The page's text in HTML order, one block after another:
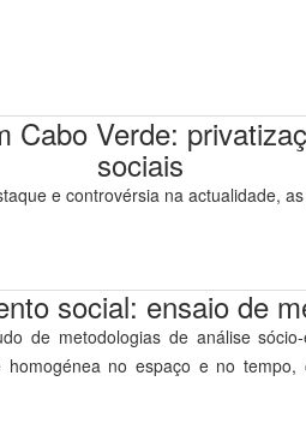
Cabo Verde:
sociais
e controvérsia na actualidade,
social: ensaio de
de metodologias de análise
no espaço e no